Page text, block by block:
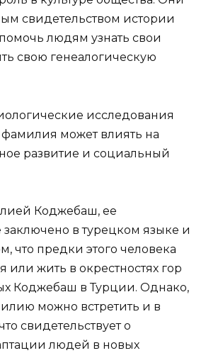
свидетельством истории
людям узнать свои
свою генеалогическую
исследования
фамилия может влиять на
развитие и социальный
Коджебаш, ее
в турецком языке и
что предки этого человека
или жить в окрестностях гор
Коджебаш в Турции. Однако,
можно встретить и в
свидетельствует о
людей в новых